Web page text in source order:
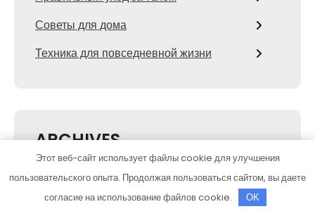
Советы для дома
Техника для повседневной жизни
ARCHIVES
Август 2026
Июль 2026
Этот веб-сайт использует файлы cookie для улучшения
пользовательского опыта. Продолжая пользоваться сайтом, вы даете
согласие на использование файлов cookie.
OK